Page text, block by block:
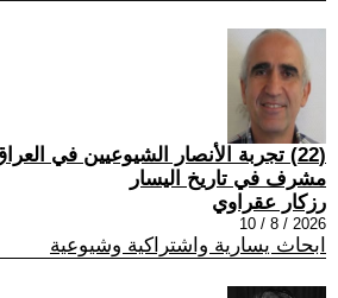
(22) تجربة الأنصار الشيوعيين في
مشرف في تاريخ اليسار
رزكار عقراوي
2026 / 8 / 10
ابحاث يسارية واشتراكية وشيوعية